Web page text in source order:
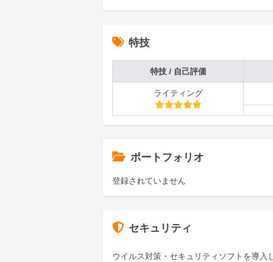
特技
特技 / 自己評価
ライティング
ポートフォリオ
登録されていません
セキュリティ
ウイルス対策・セキュリティソフトを導入